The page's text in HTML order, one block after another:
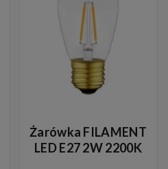
Żarówka FILAMENT
LED E27 2W 2200K